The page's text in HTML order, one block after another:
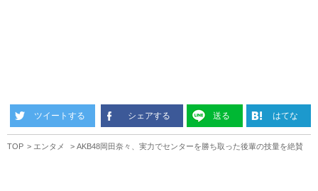
ツイートする シェアする 送る はてな
TOP エンタメ AKB48岡田奈々、実力でセンターを勝ち取った後輩の技量を絶賛